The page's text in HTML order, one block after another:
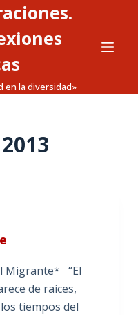
en la diversidad»
Migrante* “El
de raíces,
tiempos del